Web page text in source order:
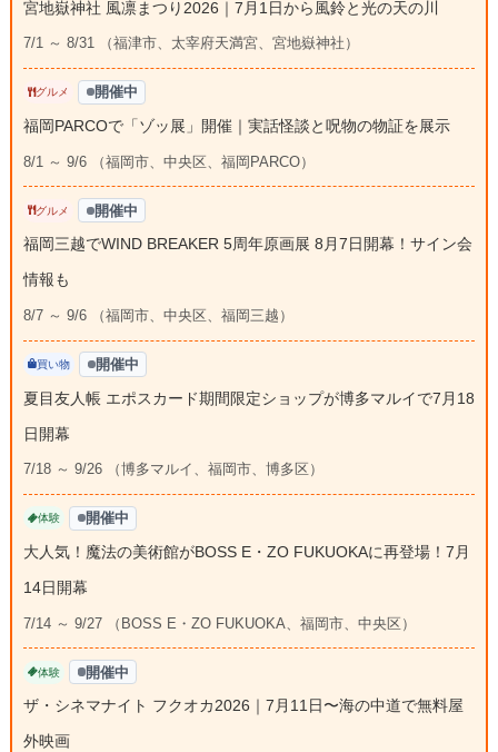
宮地嶽神社 風凛まつり2026｜7月1日から風鈴と光の天の川
7/1 ～ 8/31 （福津市、太宰府天満宮、宮地嶽神社）
グルメ 開催中
福岡PARCOで「ゾッ展」開催｜実話怪談と呪物の物証を展示
8/1 ～ 9/6 （福岡市、中央区、福岡PARCO）
グルメ 開催中
福岡三越でWIND BREAKER 5周年原画展 8月7日開幕！サイン会
情報も
8/7 ～ 9/6 （福岡市、中央区、福岡三越）
買い物 開催中
夏目友人帳 エポスカード期間限定ショップが博多マルイで7月18
日開幕
7/18 ～ 9/26 （博多マルイ、福岡市、博多区）
体験 開催中
大人気！魔法の美術館がBOSS E・ZO FUKUOKAに再登場！7月
14日開幕
7/14 ～ 9/27 （BOSS E・ZO FUKUOKA、福岡市、中央区）
体験 開催中
ザ・シネマナイト フクオカ2026｜7月11日〜海の中道で無料屋
外映画